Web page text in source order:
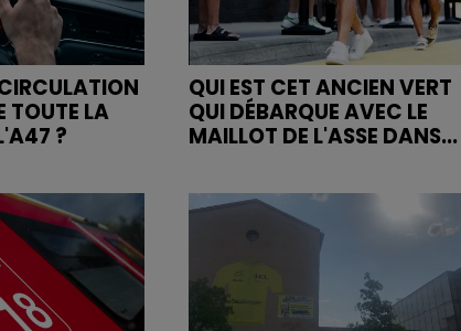
TOUTE LA
?
QUI EST CET ANCIEN VERT
QUI DÉBARQUE AVEC LE
MAILLOT DE L'ASSE DANS...